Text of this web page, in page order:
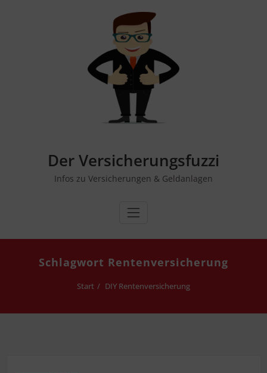
Der Versicherungsfuzzi
Infos zu Versicherungen & Geldanlagen
Schlagwort Rentenversicherung
Start DIY Ren­ten­ver­si­che­rung